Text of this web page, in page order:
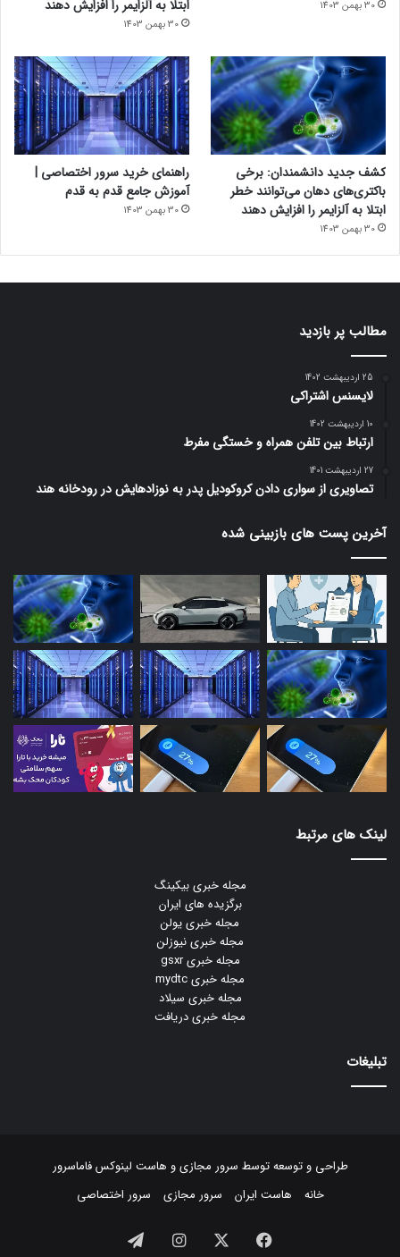
30 بهمن 1403
ابتلا به آلزایمر را افزایش دهند
30 بهمن 1403
کشف جدید دانشمندان: برخی
باکتری‌های دهان می‌توانند خطر
ابتلا به آلزایمر را افزایش دهند
30 بهمن 1403
راهنمای خرید سرور اختصاصی |
آموزش جامع قدم به قدم
30 بهمن 1403
مطالب پر بازدید
25 اردیبهشت 1402
لایسنس اشتراکی
10 اردیبهشت 1402
ارتباط بین تلفن همراه و خستگی مفرط
27 اردیبهشت 1401
تصاویری از سواری دادن کروکودیل پدر به نوزادهایش در رودخانه هند
آخرین پست های بازبینی شده
لینک های مرتبط
مجله خبری بیکینگ
برگزیده های ایران
مجله خبری یولن
مجله خبری نیوزلن
مجله خبری gsxr
مجله خبری mydtc
مجله خبری سیلاد
مجله خبری دریافت
تبلیغات
طراحی و توسعه توسط سرور مجازیو هاست لینوکسفاماسرور
خانه
هاست ایران سرور مجازی سرور اختصاصی
فیسبوک ایکس اینستاگرام